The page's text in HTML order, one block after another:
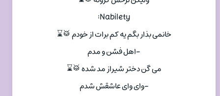
Nabilety:
خانمی بذار بگم یه کم برات از خودم 🥁⌛
-اهل فشن و مدم
می گن دختر شیراز مد شده 🥁⌛
-وای وای عاشقش شدم